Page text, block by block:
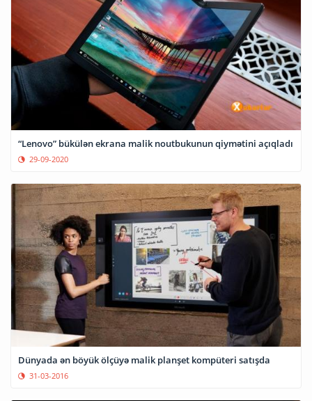
“Lenovo” bükülən ekrana malik noutbukunun qiymətini açıqladı
29-09-2020
Dünyada ən böyük ölçüyə malik planşet kompüteri satışda
31-03-2016